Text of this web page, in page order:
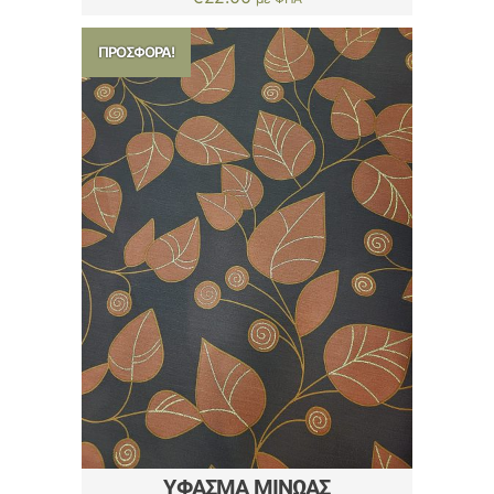
ΠΡΟΣΦΟΡΆ!
ΎΦΑΣΜΑ ΜΙΝΩΑΣ